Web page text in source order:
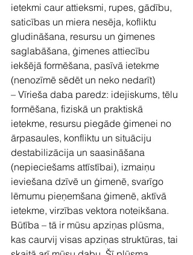
ietekmi caur attieksmi, rupes, gādību,
saticības un miera nesēja, kofliktu
gludināšana, resursu un ģimenes
saglabāšana, ģimenes attiecību
iekšējā formēšana, pasīvā ietekme
(nenozīmē sēdēt un neko nedarīt)
– Vīrieša daba paredz: idejiskums, tēlu
formēšana, fiziskā un praktiskā
ietekme, resursu piegāde ģimenei no
ārpasaules, konfliktu un situāciju
destabilizācija un saasināšana
(nepieciešams attīstībai), izmaiņu
ieviešana dzīvē un ģimenē, svarīgo
lēmumu pieņemšana ģimenē, aktīvā
ietekme, virzības vektora noteikšana.
Būtība – tā ir mūsu apziņas plūsma,
kas caurvij visas apziņas struktūras, tai